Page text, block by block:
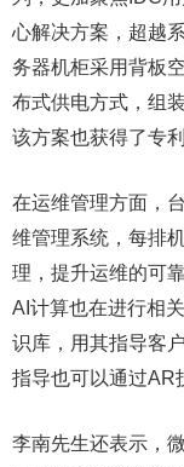
心解决方案，超越
务器机柜采用背板
布式供电方式，组
该方案也获得了专
在运维管理方面，
维管理系统，每排
理，提升运维的可
AI计算也在进行相
识库，用其指导客
指导也可以通过AR
李南先生还表示，